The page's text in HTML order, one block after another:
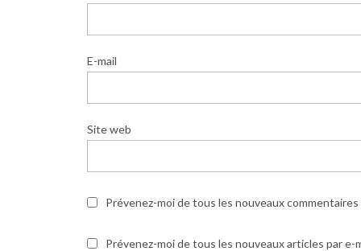
E-mail
Site web
Prévenez-moi de tous les nouveaux commentaires
Prévenez-moi de tous les nouveaux articles par e-